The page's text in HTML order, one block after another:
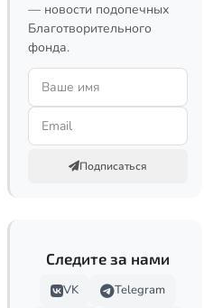
— новости подопечных
Благотворительного
фонда.
Подписаться
Следите за нами
VK
Telegram